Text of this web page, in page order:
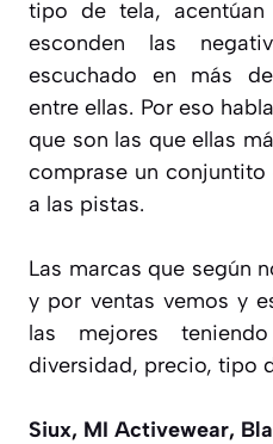
tipo de tela,
esconden las
escuchado en más
entre ellas. Por eso
que son las que ellas
comprase un
a las pistas.
Las marcas que según
y por ventas vemos y
las mejores
diversidad, precio, tipo
Siux, MI Activewear,